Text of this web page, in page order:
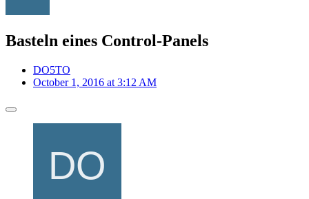
Basteln eines Control-Panels
DO5TO
October 1, 2016 at 3:12 AM